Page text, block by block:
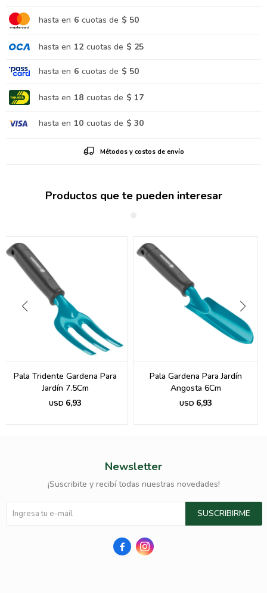
hasta en 6 cuotas de $ 50
hasta en 12 cuotas de $ 25
hasta en 6 cuotas de $ 50
hasta en 18 cuotas de $ 17
hasta en 10 cuotas de $ 30
Métodos y costos de envío
Productos que te pueden interesar
Pala Tridente Gardena Para
Jardín 7.5Cm
USD 6,93
Pala Gardena Para Jardín
Angosta 6Cm
USD 6,93
Newsletter
¡Suscribite y recibí todas nuestras novedades!
SUSCRIBIRME
 